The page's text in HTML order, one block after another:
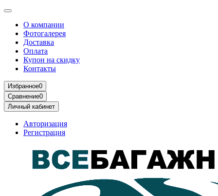
О компании
Фотогалерея
Доставка
Оплата
Купон на скидку
Контакты
Избранное0
Сравнение0
Личный кабинет
Авторизация
Регистрация